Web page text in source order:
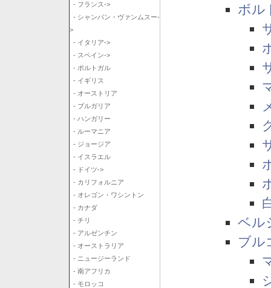
- フランス->
- シャンパン・ヴァンムスー-
>
- イタリア->
- スペイン->
- ポルトガル
- イギリス
- オーストリア
- ブルガリア
- ハンガリー
- ルーマニア
- ジョージア
- イスラエル
- ドイツ->
- カリフォルニア
- オレゴン・ワシントン
- カナダ
- チリ
- アルゼンチン
- オーストラリア
- ニュージーランド
- 南アフリカ
- モロッコ
ボル
ベル
ブル